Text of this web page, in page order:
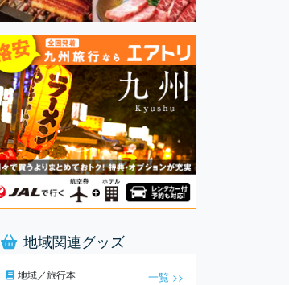
地域関連グッズ
地域／旅行本 一覧 >>